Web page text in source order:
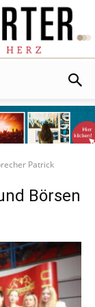
Patrick
Börsen